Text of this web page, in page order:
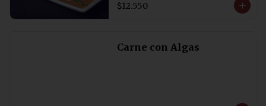
$12.550
Carne con Algas